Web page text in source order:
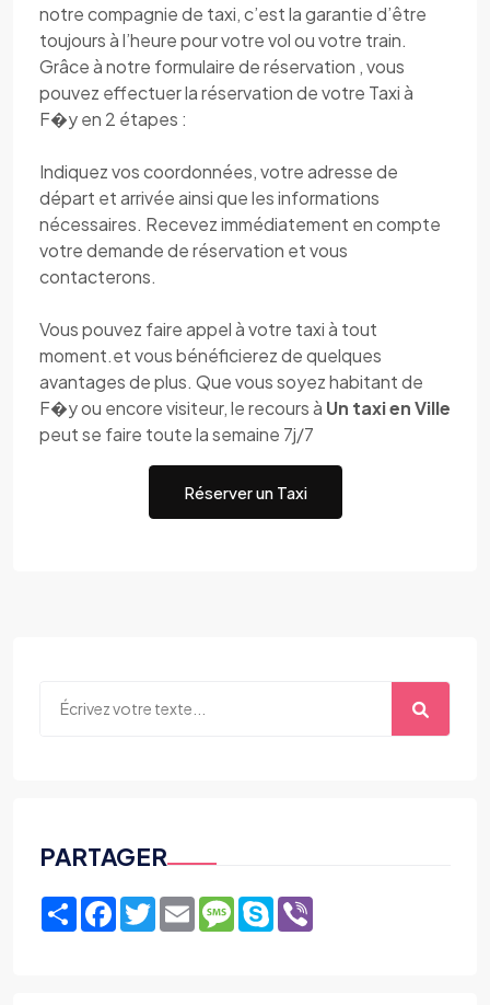
notre compagnie de taxi, c’est la garantie d’être
toujours à l’heure pour votre vol ou votre train.
Grâce à notre formulaire de réservation , vous
pouvez effectuer la réservation de votre Taxi à
F�y en 2 étapes :
Indiquez vos coordonnées, votre adresse de
départ et arrivée ainsi que les informations
nécessaires. Recevez immédiatement en compte
votre demande de réservation et vous
contacterons.
Vous pouvez faire appel à votre taxi à tout
moment.et vous bénéficierez de quelques
avantages de plus. Que vous soyez habitant de
F�y ou encore visiteur, le recours à Un taxi en Ville
peut se faire toute la semaine 7j/7
Réserver un Taxi
PARTAGER
ShareFacebook
TwitterEmailMessage
Skype